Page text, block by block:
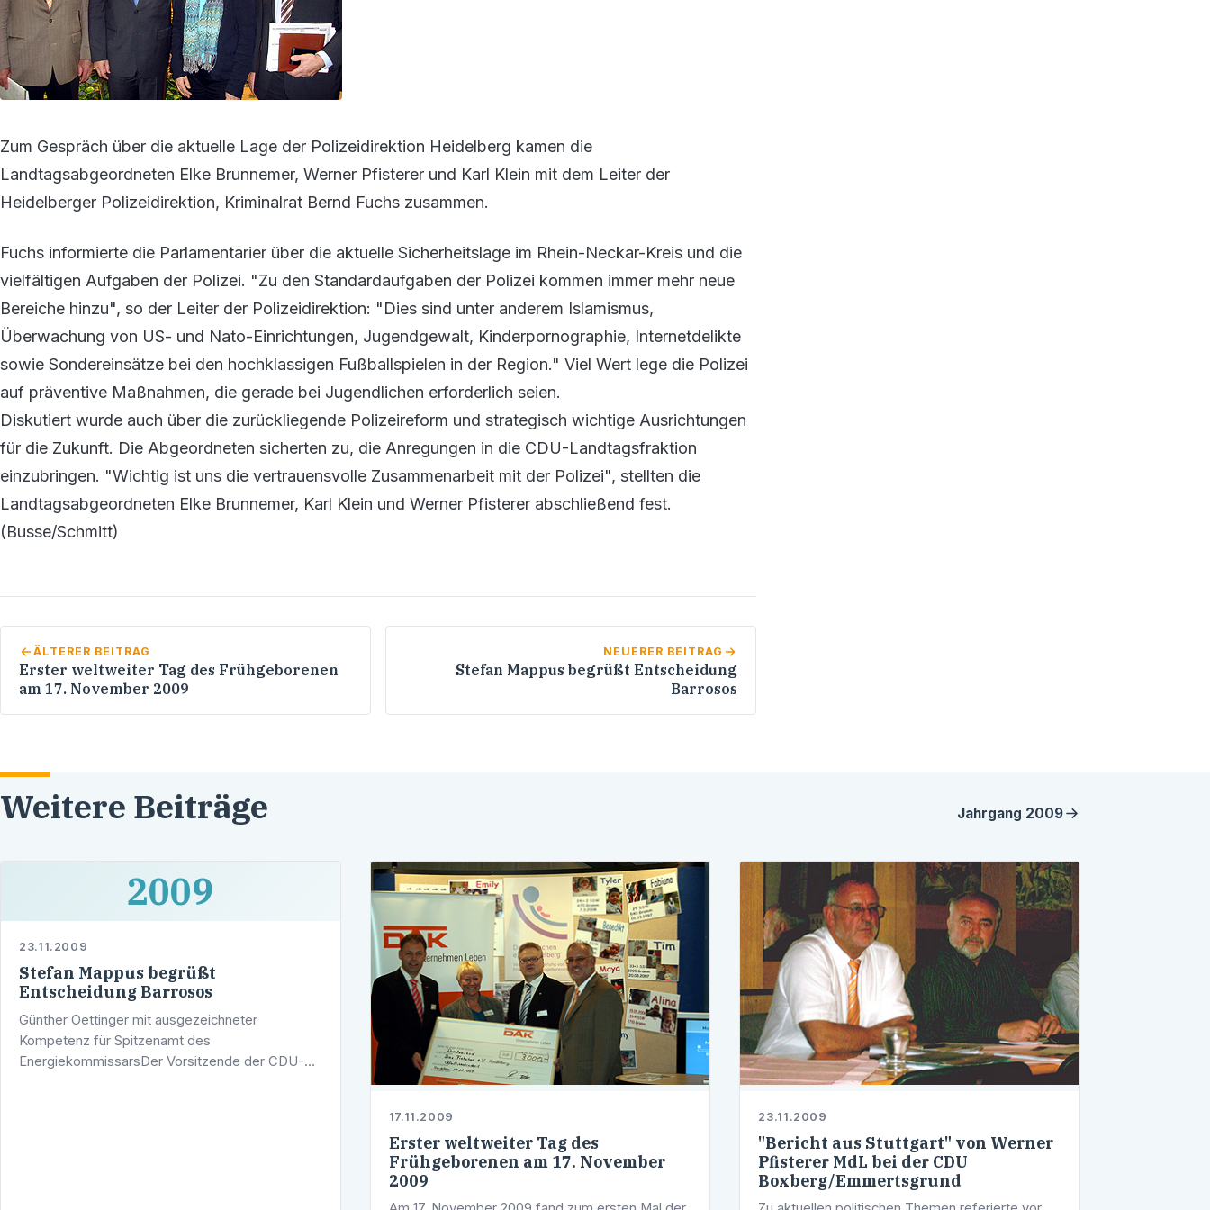
Zum Gespräch über die aktuelle Lage der Polizeidirektion Heidelberg kamen die
Landtagsabgeordneten Elke Brunnemer, Werner Pfisterer und Karl Klein mit dem Leiter der
Heidelberger Polizeidirektion, Kriminalrat Bernd Fuchs zusammen.
Fuchs informierte die Parlamentarier über die aktuelle Sicherheitslage im Rhein-Neckar-Kreis und die
vielfältigen Aufgaben der Polizei. "Zu den Standardaufgaben der Polizei kommen immer mehr neue
Bereiche hinzu", so der Leiter der Polizeidirektion: "Dies sind unter anderem Islamismus,
Überwachung von US- und Nato-Einrichtungen, Jugendgewalt, Kinderpornographie, Internetdelikte
sowie Sondereinsätze bei den hochklassigen Fußballspielen in der Region." Viel Wert lege die Polizei
auf präventive Maßnahmen, die gerade bei Jugendlichen erforderlich seien.
Diskutiert wurde auch über die zurückliegende Polizeireform und strategisch wichtige Ausrichtungen
für die Zukunft. Die Abgeordneten sicherten zu, die Anregungen in die CDU-Landtagsfraktion
einzubringen. "Wichtig ist uns die vertrauensvolle Zusammenarbeit mit der Polizei", stellten die
Landtagsabgeordneten Elke Brunnemer, Karl Klein und Werner Pfisterer abschließend fest.
(Busse/Schmitt)
ÄLTERER BEITRAG
Erster weltweiter Tag des Frühgeborenen
am 17. November 2009
NEUERER BEITRAG
Stefan Mappus begrüßt Entscheidung
Barrosos
Weitere Beiträge Jahrgang 2009
2009
23.11.2009
Stefan Mappus begrüßt
Entscheidung Barrosos
Günther Oettinger mit ausgezeichneter
Kompetenz für Spitzenamt des
EnergiekommissarsDer Vorsitzende der CDU-
17.11.2009
Erster weltweiter Tag des
Frühgeborenen am 17. November
2009
23.11.2009
"Bericht aus Stuttgart" von Werner
Pfisterer MdL bei der CDU
Boxberg/Emmertsgrund